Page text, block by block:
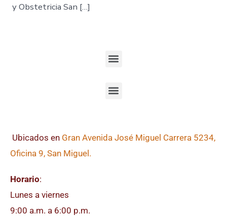
y Obstetricia San […]
Ubicados en Gran Avenida José Miguel Carrera 5234,
Oficina 9, San Miguel.
Horario:
Lunes a viernes
9:00 a.m. a 6:00 p.m.